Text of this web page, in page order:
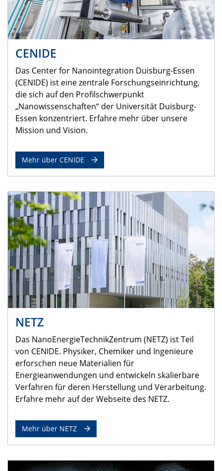
CENIDE
Das Center for Nanointegration Duisburg-Essen
(CENIDE) ist eine zentrale Forschungseinrichtung,
die sich auf den Profilschwerpunkt
„Nanowissenschaften“ der Universität Duisburg-
Essen konzentriert. Erfahre mehr über unsere
Mission und Vision.
Mehr über CENIDE
NETZ
Das NanoEnergieTechnikZentrum (NETZ) ist Teil
von CENIDE. Physiker, Chemiker und Ingenieure
erforschen neue Materialien für
Energieanwendungen und entwickeln skalierbare
Verfahren für deren Herstellung und Verarbeitung.
Erfahre mehr auf der Webseite des NETZ.
Mehr über NETZ